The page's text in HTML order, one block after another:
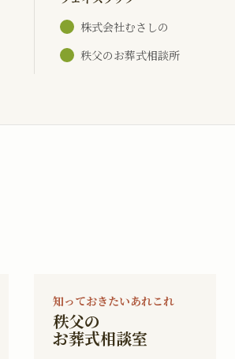
株式会社むさしの
秩父のお葬式相談所
知っておきたいあれこれ
秩父の
お葬式相談室